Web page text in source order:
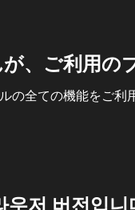
、ご利用の
の全ての機能をご利
우저 버전입니